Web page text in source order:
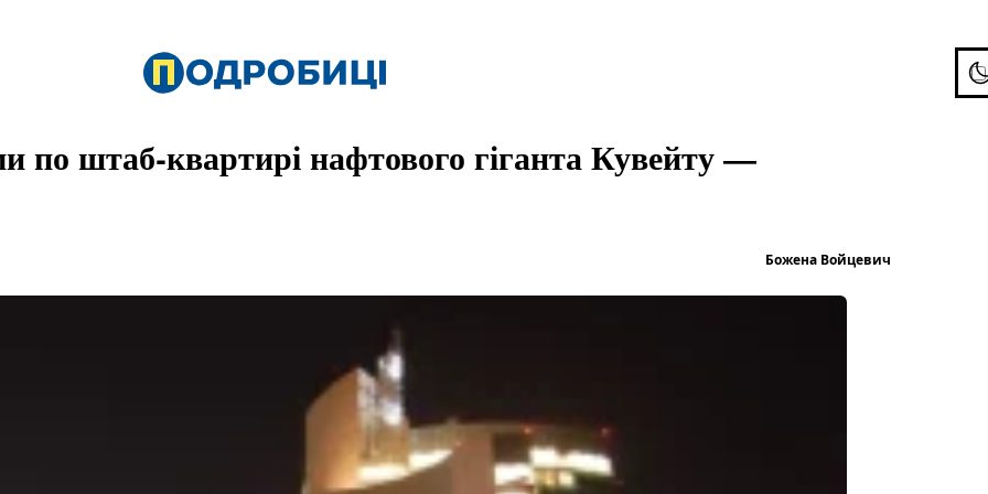
по штаб-квартирі нафтового гіганта Кувейту —
Божена Войцевич